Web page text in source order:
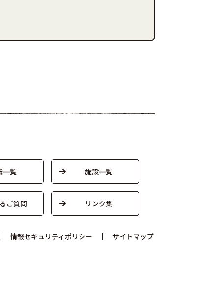
一覧 施設一覧
ご質問 リンク集
情報セキュリティポリシー サイトマップ